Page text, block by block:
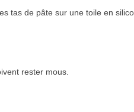
tas de pâte sur une toile en
rester mous.